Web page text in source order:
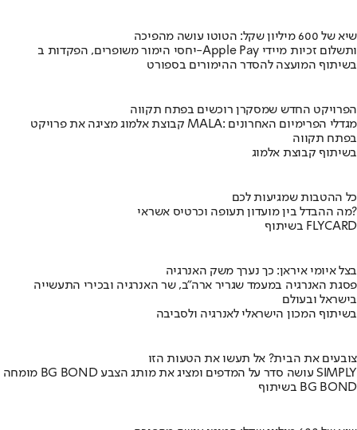
שיא של 600 מיליון שקל: הטוטו עושה מהפיכה
יחסי הימור משופרים, הפקדות ב-Apple Pay ותשלום זכיות מיידי
בשיתוף המועצה להסדר ההימורים בספורט
הפרויקט החדש שמסקרן רוכשים בפתח תקווה
קבוצת אלמוג מציגה את פרויקט MALA: מגדלי הפרימיום האחרונים
בפתח תקווה
בשיתוף קבוצת אלמוג
כל ההטבות שמגיעות לכם
מה ההבדל בין מועדון תעופה וכרטיס אשראי?
בשיתוף FLYCARD
בצל איומי איראן: כך נערך משק האנרגיה
פסגת האנרגיה במעמד שגריר ארה"ב, שר האנרגיה ובכירי התעשייה
בישראל ובעולם
בשיתוף המכון הישראלי לאנרגיה ולסביבה
צובעים את הבית? אל תעשו את הטעות הזו
מומחה BG BOND עושה סדר על המדפים ומציג את מותג הצבע SIMPLY
בשיתוף BG BOND